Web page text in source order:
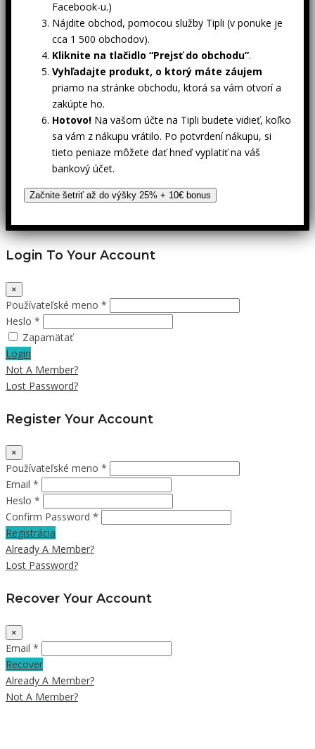
Facebook-u.)
Nájdite obchod, pomocou služby Tipli (v ponuke je
cca 1 500 obchodov).
Kliknite na tlačidlo “Prejsť do obchodu”.
Vyhľadajte produkt, o ktorý máte záujem
priamo na stránke obchodu, ktorá sa vám otvorí a
zakúpte ho.
Hotovo! Na vašom účte na Tipli budete vidieť, koľko
sa vám z nákupu vrátilo. Po potvrdení nákupu, si
tieto peniaze môžete dať hneď vyplatiť na váš
bankový účet.
Začnite šetriť až do výšky 25% + 10€ bonus
Login To Your Account
×
Používateľské meno *
Heslo *
Zapamätať
Login
Not A Member?
Lost Password?
Register Your Account
×
Používateľské meno *
Email *
Heslo *
Confirm Password *
Registrácia
Already A Member?
Lost Password?
Recover Your Account
×
Email *
Recover
Already A Member?
Not A Member?